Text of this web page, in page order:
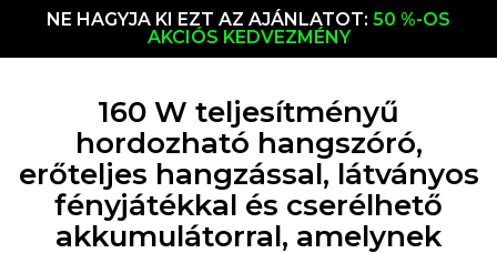
NE HAGYJA KI EZT AZ AJÁNLATOT: 50 %-OS
AKCIÓS KEDVEZMÉNY
160 W teljesítményű
hordozható hangszóró,
erőteljes hangzással, látványos
fényjátékkal és cserélhető
akkumulátorral, amelynek